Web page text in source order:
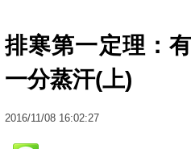
排寒第一定理：
一分蒸汗(上)
2016/11/08 16:02:27